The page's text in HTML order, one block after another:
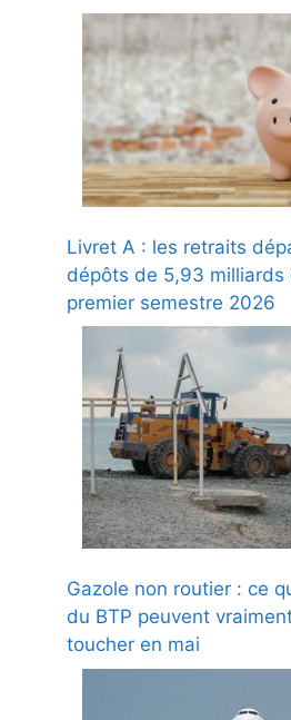
Livret A : les retraits
dépôts de 5,93 milliards
premier semestre 2026
Gazole non routier : ce
du BTP peuvent
toucher en mai